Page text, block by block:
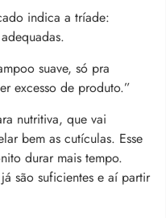
indica a tríade:
suave, só pra
excesso de produto.”
nutritiva, que vai
bem as cutículas. Esse
durar mais tempo.
são suficientes e aí partir